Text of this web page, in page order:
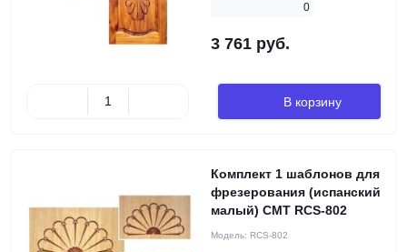
0
3 761 руб.
В корзину
Комплект 1 шаблонов для
фрезерования (испанский
малый) CMT RCS-802
Модель: RCS-802